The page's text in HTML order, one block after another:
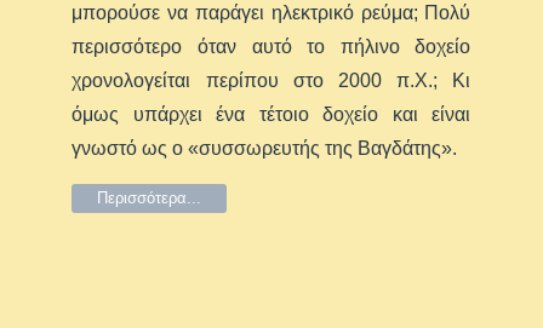
μπορούσε να παράγει ηλεκτρικό ρεύμα; Πολύ
περισσότερο όταν αυτό το πήλινο δοχείο
χρονολογείται περίπου στο 2000 π.Χ.; Κι
όμως υπάρχει ένα τέτοιο δοχείο και είναι
γνωστό ως ο «συσσωρευτής της Βαγδάτης».
Περισσότερα...